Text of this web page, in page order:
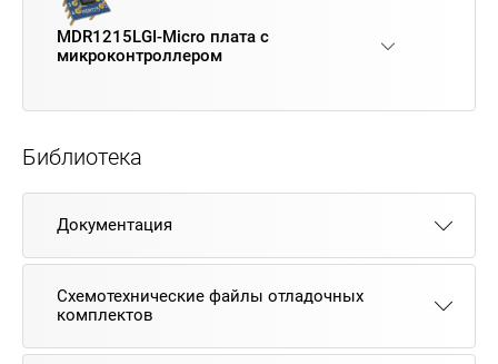
MDR1215LGI-Micro плата с
микроконтроллером
Библиотека
Документация
Схемотехнические файлы отладочных
комплектов